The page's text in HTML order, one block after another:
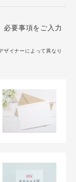
必要事項をご入力
ザイナーによって異なり